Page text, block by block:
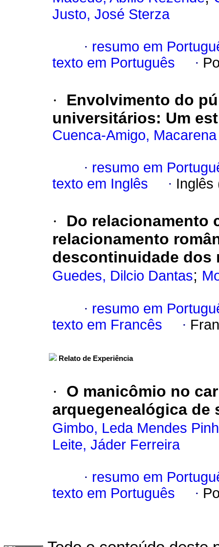
Justo, José Sterza
· resumo em
texto em Português
·
·
Envolvimento do
universitários: Um
Cuenca-Amigo, Macarena
· resumo em
texto em Inglês
·
·
Do relacionamento
relacionamento
descontinuidade dos
Guedes, Dilcio Dantas;
· resumo em
texto em Francês
·
Relato de Experiência
·
O manicômio no
arquegenealógica de
Gimbo, Leda Mendes
Leite, Jáder Ferreira
· resumo em
texto em Português
·